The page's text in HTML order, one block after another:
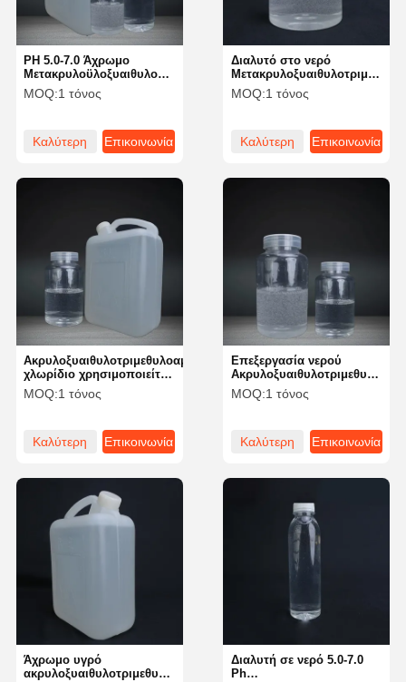
Αρχική
Σελίδα
Σχετικά Με
Εμάς
Διαλυτό στο νερό
χλωρίδιο Σταθερό σε
κανονικές θερμοκρασίες
MOQ:1 τόνος
Καλύτερη
Επικοινωνία
PH 5.0-7.0 Άχρωμο
Μετακρυλοϋλοξυαιθυλοτριμεθυλοαμμωνικό
χλωρίδιο υγρό διαλυτό
στο νερό
MOQ:1 τόνος
Καλύτερη
Επικοινωνία
Επεξεργασία νερού
χλωρίδιο για την
παραγωγή φλοκλόντων
MOQ:1 τόνος
Καλύτερη
Επικοινωνία
Ακρυλοξυαιθυλοτριμεθυλοαμμωνικό
χλωρίδιο χρησιμοποιείται
ως υδατοδιαλήσιμο
πολυμερές σε πρόσθετα
πετρελαϊκών πεδίων κλπ.
MOQ:1 τόνος
Καλύτερη
Επικοινωνία
Διαλυτή σε νερό 5.0-7.0
Ph
Άχρωμο υγρό
ακρυλοξυαιθυλοτριμεθυλοαμμωνικό